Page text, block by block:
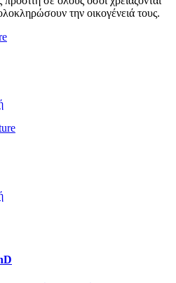
την οικογένειά τους.